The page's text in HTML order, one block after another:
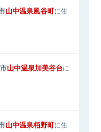
山中温泉風谷町に住
山中温泉加美谷台に
山中温泉栢野町に住